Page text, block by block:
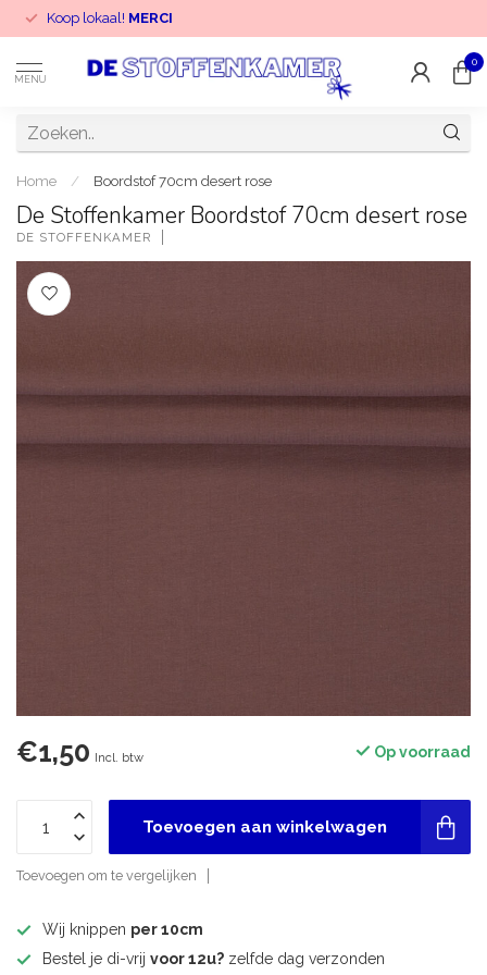
Koop lokaal! MERCI
MENU
0
Home / Boordstof 70cm desert rose
De Stoffenkamer Boordstof 70cm desert rose
DE STOFFENKAMER
€1,50 Incl. btw Op voorraad
Toevoegen aan winkelwagen
Toevoegen om te vergelijken
Wij knippen per 10cm
Bestel je di-vrij voor 12u? zelfde dag verzonden